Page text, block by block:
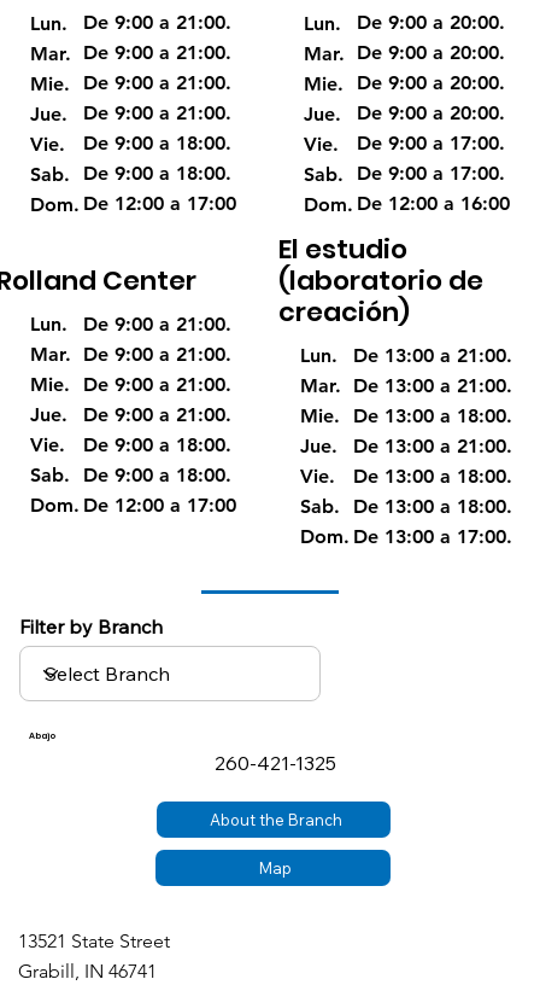
Lun.
Mar.
Mie.
Jue.
Vie.
Sab.
Dom.
De 9:00 a 21:00.
De 9:00 a 21:00.
De 9:00 a 21:00.
De 9:00 a 21:00.
De 9:00 a 18:00.
De 9:00 a 18:00.
De 12:00 a 17:00
Lun.
Mar.
Mie.
Jue.
Vie.
Sab.
Dom.
De 9:00 a 20:00.
De 9:00 a 20:00.
De 9:00 a 20:00.
De 9:00 a 20:00.
De 9:00 a 17:00.
De 9:00 a 17:00.
De 12:00 a 16:00
Center
Lun.
Mar.
Mie.
Jue.
Vie.
Sab.
Dom.
De 9:00 a 21:00.
De 9:00 a 21:00.
De 9:00 a 21:00.
De 9:00 a 21:00.
De 9:00 a 18:00.
De 9:00 a 18:00.
De 12:00 a 17:00
El estudio
(laboratorio de
creación)
Lun.
Mar.
Mie.
Jue.
Vie.
Sab.
Dom.
De 13:00 a 21:00.
De 13:00 a 21:00.
De 13:00 a 18:00.
De 13:00 a 21:00.
De 13:00 a 18:00.
De 13:00 a 18:00.
De 13:00 a 17:00.
Filter by Branch
Abajo
260-421-1325
Map
About the Branch
13521 State Street
Grabill, IN 46741